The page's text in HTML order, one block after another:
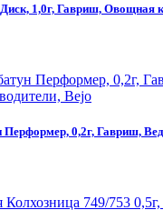
1,0г, Гавриш, Овощная
Перформер, 0,2г, Гавриш,